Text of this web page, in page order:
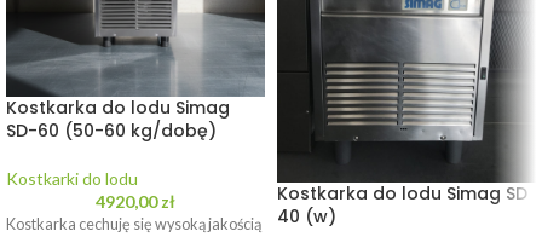
Kostkarka do lodu Simag
SD-60 (50-60 kg/dobę)
Kostkarki do lodu
4920,00zł
Kostkarka cechuję się wysoką jakością
Kostkarka do lodu Simag SD
40 (w)